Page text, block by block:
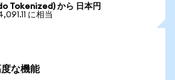
Tokenized) から 日本円
に相当
な機能